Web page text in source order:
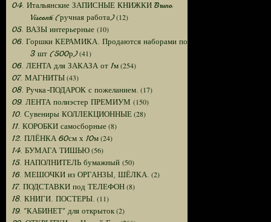
04. Итальянские ЗАПИСНЫЕ КНИЖКИ Bruno
Visconti (ручная работа)(12)
05. ВАЗЫ интерьерные (10)
06. Горшки КЕРАМИКА. Продаются наборами по
3 шт (500р)(41)
06. ЛЕНТА для ЗАКАЗА от 1м(254)
07. МАГНИТЫ(43)
08. Ручка-ПОДАРОК с пожеланием. (17)
09. ЛЕНТА полиэстер ПРЕМИУМ (150)
10. Сувениры КОЛЛЕКЦИОННЫЕ(28)
11. КОРОБКИ самосборные(8)
12. ПЛЁНКА 60см х 10м(24)
14. БУМАГА ТИШЬЮ(56)
15. НАПОЛНИТЕЛЬ бумажный (50)
16. МЕШОЧКИ из ОРГАНЗЫ, ШЁЛКА. (2)
17. ПОДСТАВКИ под ТЕЛЕФОН(8)
18. КНИГИ. ПОСТЕРЫ. (11)
19. "КАБИНЕТ" для открыток(2)